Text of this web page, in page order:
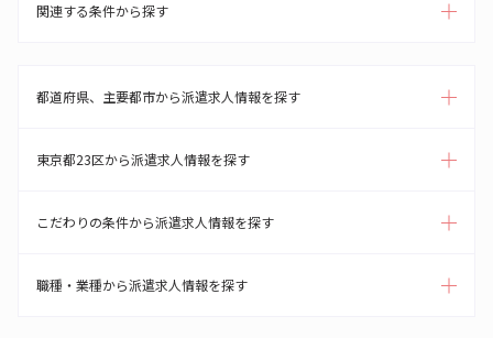
関連する条件から探す
都道府県、主要都市から派遣求人情報を探す
東京都23区から派遣求人情報を探す
こだわりの条件から派遣求人情報を探す
職種・業種から派遣求人情報を探す